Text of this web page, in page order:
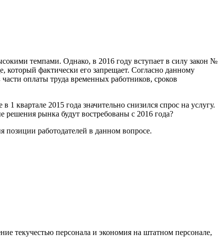
темпами. Однако, в 2016 году вступает в силу закон №
фактически его запрещает. Согласно данному
оплаты труда временных работников, сроков
2015 года значительно снизился спрос на услугу.
рынка будут востребованы с 2016 года?
работодателей в данном вопросе.
текучестью персонала и экономия на штатном персонале,